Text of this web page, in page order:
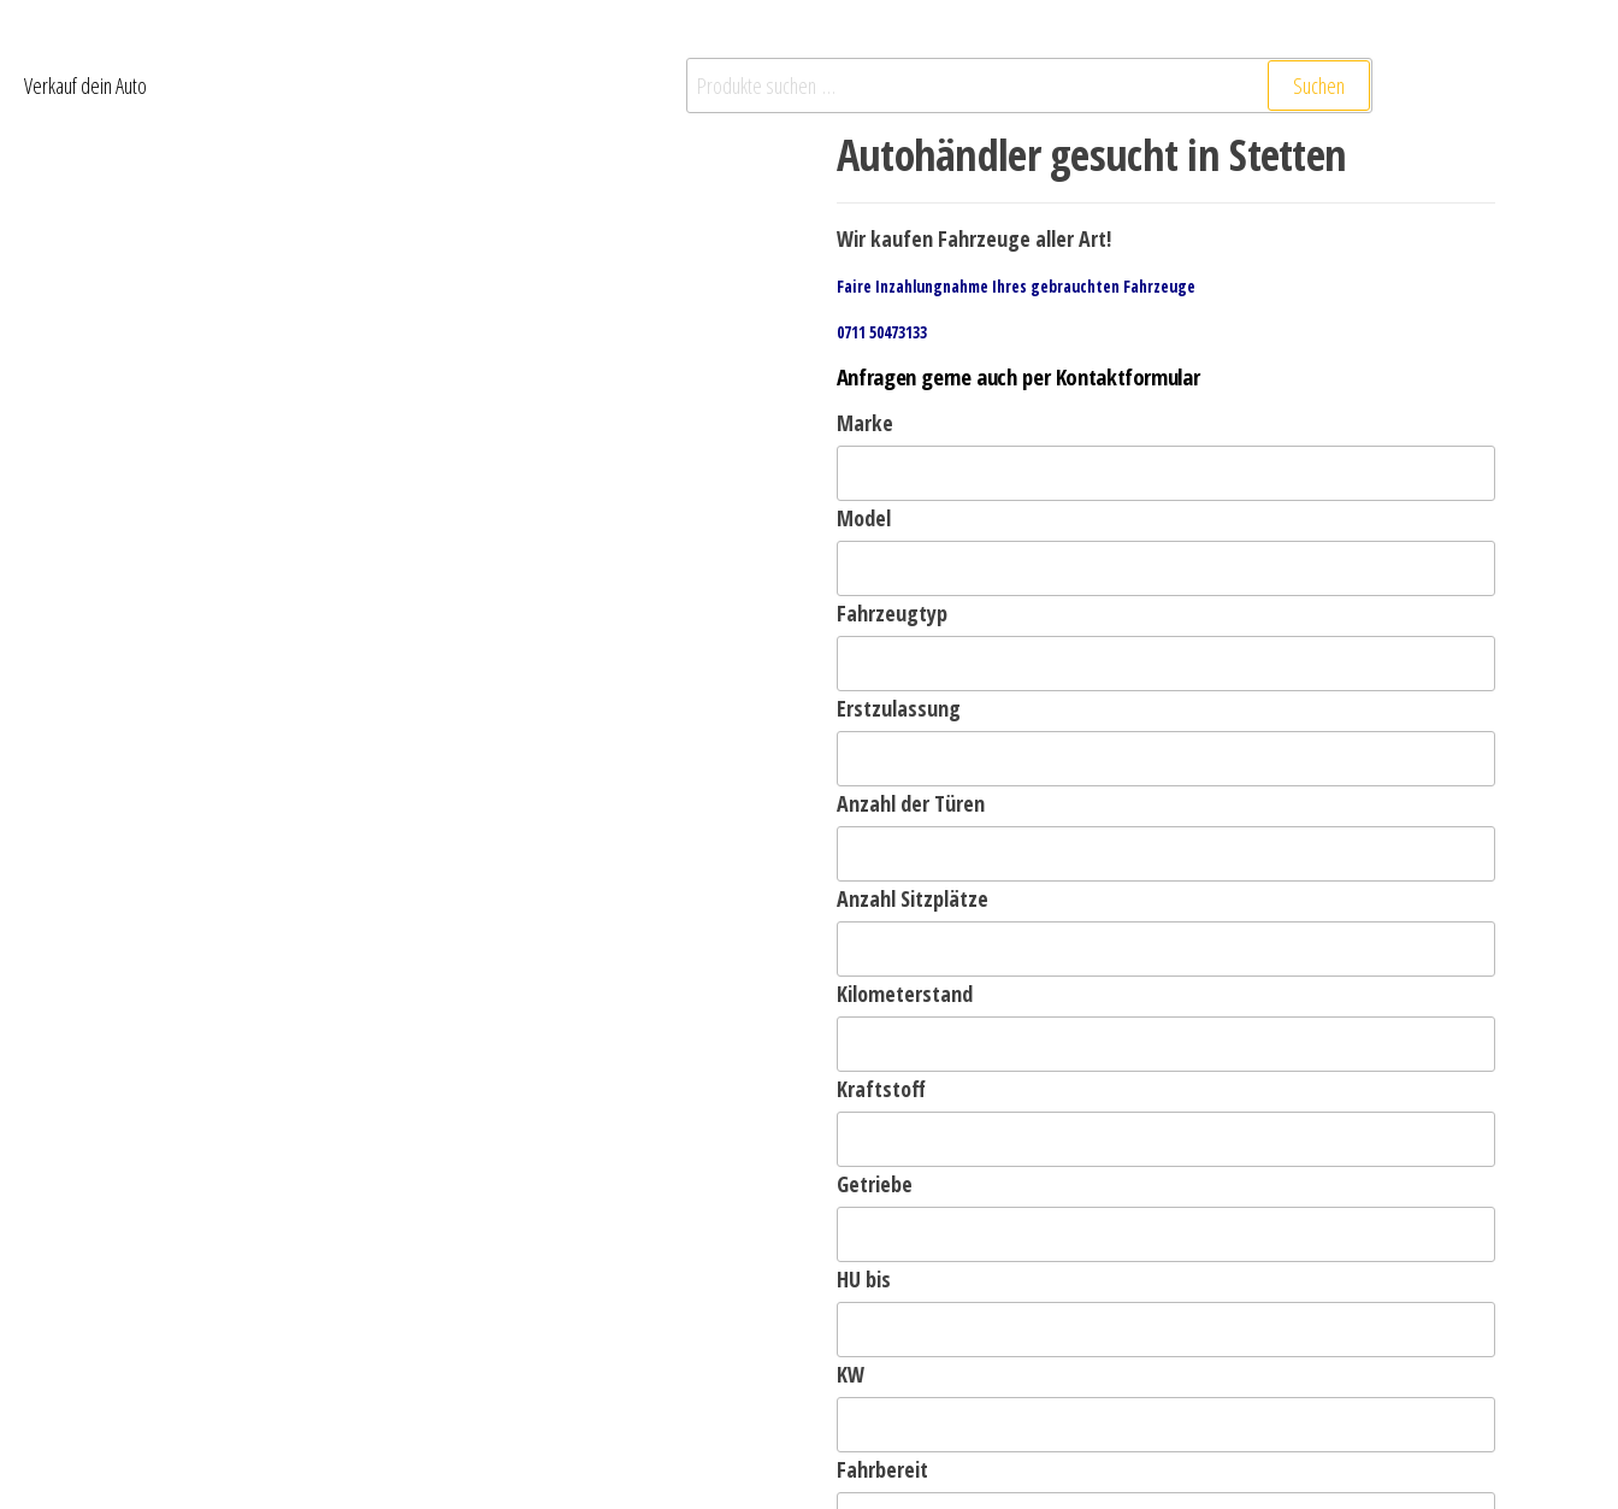
Verkauf dein Auto Suchen
Autohändler gesucht in Stetten
Wir kaufen Fahrzeuge aller Art!
Faire Inzahlungnahme Ihres gebrauchten Fahrzeuge
0711 50473133
Anfragen gerne auch per Kontaktformular
Marke
Model
Fahrzeugtyp
Erstzulassung
Anzahl der Türen
Anzahl Sitzplätze
Kilometerstand
Kraftstoff
Getriebe
HU bis
KW
Fahrbereit